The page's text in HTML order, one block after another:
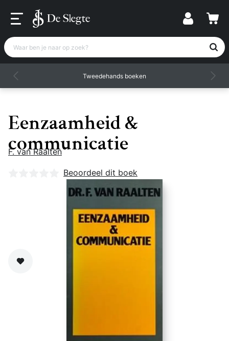
Waar ben je naar op zoek?
Tweedehands boeken
Eenzaamheid &
communicatie
F. van Raalten
Nog geen beoordelingen
Beoordeel dit boek